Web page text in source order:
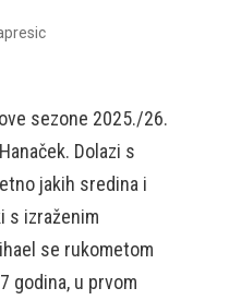
sezone 2025./26.
Dolazi s
jakih sredina i
s izraženim
se rukometom
godina, u prvom